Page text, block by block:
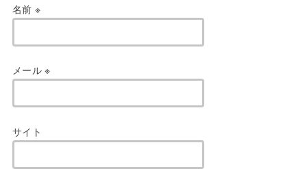
名前 ※
メール※
サイト